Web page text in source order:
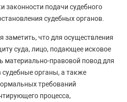
законности подачи судебного
судебных органов.
заметить, что для осуществления
суда, лицо, подающее исковое
материально-правовой повод для
судебные органы, а также
требований
процесса,